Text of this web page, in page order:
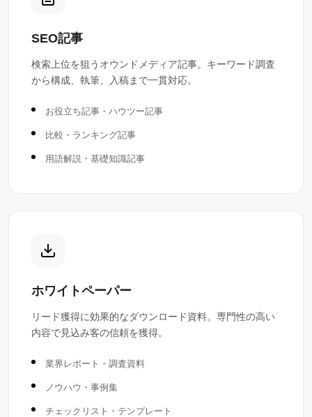
SEO記事
検索上位を狙うオウンドメディア記事。キーワード調査
から構成、執筆、入稿まで一貫対応。
お役立ち記事・ハウツー記事
比較・ランキング記事
用語解説・基礎知識記事
ホワイトペーパー
リード獲得に効果的なダウンロード資料。専門性の高い
内容で見込み客の信頼を獲得。
業界レポート・調査資料
ノウハウ・事例集
チェックリスト・テンプレート